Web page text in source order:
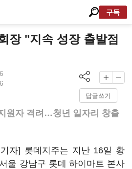
구독
장 "지속 성장 출발점
답글쓰기
원자 격려…청년 일자리 창출
자] 롯데지주는 지난 16일 황
울 강남구 롯데 하이마트 본사